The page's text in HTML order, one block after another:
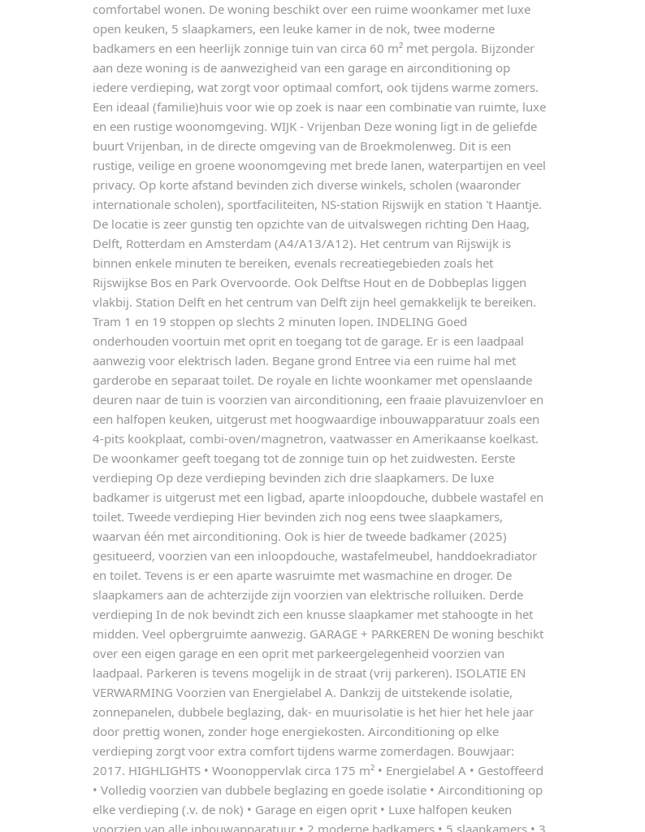
comfortabel wonen. De woning beschikt over een ruime woonkamer met luxe
open keuken, 5 slaapkamers, een leuke kamer in de nok, twee moderne
badkamers en een heerlijk zonnige tuin van circa 60 m² met pergola. Bijzonder
aan deze woning is de aanwezigheid van een garage en airconditioning op
iedere verdieping, wat zorgt voor optimaal comfort, ook tijdens warme zomers.
Een ideaal (familie)huis voor wie op zoek is naar een combinatie van ruimte, luxe
en een rustige woonomgeving. WIJK - Vrijenban Deze woning ligt in de geliefde
buurt Vrijenban, in de directe omgeving van de Broekmolenweg. Dit is een
rustige, veilige en groene woonomgeving met brede lanen, waterpartijen en veel
privacy. Op korte afstand bevinden zich diverse winkels, scholen (waaronder
internationale scholen), sportfaciliteiten, NS-station Rijswijk en station 't Haantje.
De locatie is zeer gunstig ten opzichte van de uitvalswegen richting Den Haag,
Delft, Rotterdam en Amsterdam (A4/A13/A12). Het centrum van Rijswijk is
binnen enkele minuten te bereiken, evenals recreatiegebieden zoals het
Rijswijkse Bos en Park Overvoorde. Ook Delftse Hout en de Dobbeplas liggen
vlakbij. Station Delft en het centrum van Delft zijn heel gemakkelijk te bereiken.
Tram 1 en 19 stoppen op slechts 2 minuten lopen. INDELING Goed
onderhouden voortuin met oprit en toegang tot de garage. Er is een laadpaal
aanwezig voor elektrisch laden. Begane grond Entree via een ruime hal met
garderobe en separaat toilet. De royale en lichte woonkamer met openslaande
deuren naar de tuin is voorzien van airconditioning, een fraaie plavuizenvloer en
een halfopen keuken, uitgerust met hoogwaardige inbouwapparatuur zoals een
4-pits kookplaat, combi-oven/magnetron, vaatwasser en Amerikaanse koelkast.
De woonkamer geeft toegang tot de zonnige tuin op het zuidwesten. Eerste
verdieping Op deze verdieping bevinden zich drie slaapkamers. De luxe
badkamer is uitgerust met een ligbad, aparte inloopdouche, dubbele wastafel en
toilet. Tweede verdieping Hier bevinden zich nog eens twee slaapkamers,
waarvan één met airconditioning. Ook is hier de tweede badkamer (2025)
gesitueerd, voorzien van een inloopdouche, wastafelmeubel, handdoekradiator
en toilet. Tevens is er een aparte wasruimte met wasmachine en droger. De
slaapkamers aan de achterzijde zijn voorzien van elektrische rolluiken. Derde
verdieping In de nok bevindt zich een knusse slaapkamer met stahoogte in het
midden. Veel opbergruimte aanwezig. GARAGE + PARKEREN De woning beschikt
over een eigen garage en een oprit met parkeergelegenheid voorzien van
laadpaal. Parkeren is tevens mogelijk in de straat (vrij parkeren). ISOLATIE EN
VERWARMING Voorzien van Energielabel A. Dankzij de uitstekende isolatie,
zonnepanelen, dubbele beglazing, dak- en muurisolatie is het hier het hele jaar
door prettig wonen, zonder hoge energiekosten. Airconditioning op elke
verdieping zorgt voor extra comfort tijdens warme zomerdagen. Bouwjaar:
2017. HIGHLIGHTS • Woonoppervlak circa 175 m² • Energielabel A • Gestoffeerd
• Volledig voorzien van dubbele beglazing en goede isolatie • Airconditioning op
elke verdieping (.v. de nok) • Garage en eigen oprit • Luxe halfopen keuken
voorzien van alle inbouwapparatuur • 2 moderne badkamers • 5 slaapkamers • 3